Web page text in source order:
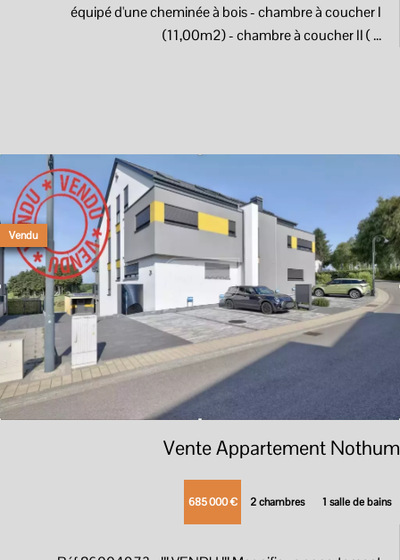
équipé d'une cheminée à bois - chambre à coucher I
(11,00m2) - chambre à coucher II ( ...
Vente Appartement Nothum
685 000 € 2 chambres 1 salle de bains
Vendu